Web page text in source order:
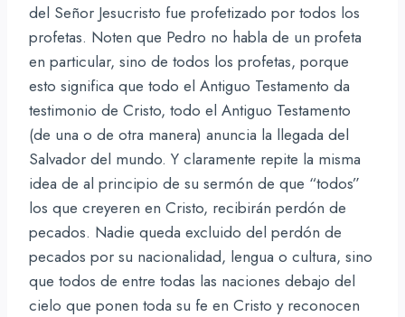
del Señor Jesucristo fue profetizado por todos los
profetas. Noten que Pedro no habla de un profeta
en particular, sino de todos los profetas, porque
esto significa que todo el Antiguo Testamento da
testimonio de Cristo, todo el Antiguo Testamento
(de una o de otra manera) anuncia la llegada del
Salvador del mundo. Y claramente repite la misma
idea de al principio de su sermón de que “todos”
los que creyeren en Cristo, recibirán perdón de
pecados. Nadie queda excluido del perdón de
pecados por su nacionalidad, lengua o cultura, sino
que todos de entre todas las naciones debajo del
cielo que ponen toda su fe en Cristo y reconocen